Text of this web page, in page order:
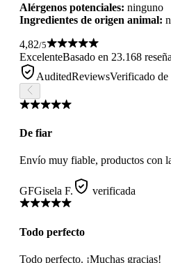
Alérgenos potenciales: ninguno
Ingredientes de origen animal:
4,82/5
ExcelenteBasado en 23.168
AuditedReviewsVerificado de
De fiar
Envío muy fiable, productos con
GFGisela F. verificada
Todo perfecto
Todo perfecto. ¡Muchas gracias!